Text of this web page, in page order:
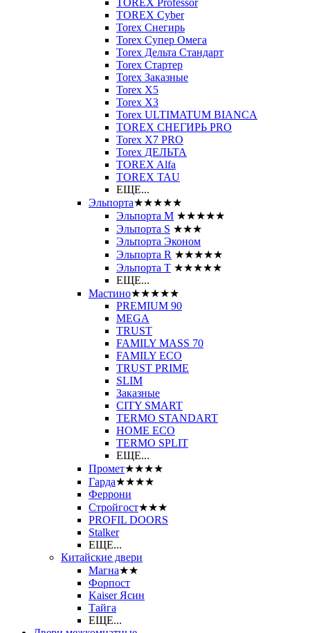
TOREX Cyber
Torex Снегирь
Torex Супер Омега
Torex Дельта Стандарт
Torex Стартер
Torex Заказные
Torex Х5
Torex Х3
Torex ULTIMATUM BIANCA
TOREX СНЕГИРЬ PRO
Torex X7 PRO
Torex ДЕЛЬТА
TOREX Alfa
TOREX TAU
ЕЩЕ...
Эльпорта★★★★★
Эльпорта M ★★★★★
Эльпорта S ★★★
Эльпорта Эконом
Эльпорта R ★★★★★
Эльпорта Т ★★★★★
ЕЩЕ...
Мастино★★★★★
PREMIUM 90
MEGA
TRUST
FAMILY MASS 70
FAMILY ECO
TRUST PRIME
SLIM
Заказные
CITY SMART
TERMO STANDART
HOME ECO
ТЕRМО SPLIT
ЕЩЕ...
Промет★★★★
Гарда★★★★
Феррони
Стройгост★★★
PROFIL DOORS
Stalker
ЕЩЕ...
Китайские двери
Магна★★
Форпост
Kaiser Ясин
Тайга
ЕЩЕ...